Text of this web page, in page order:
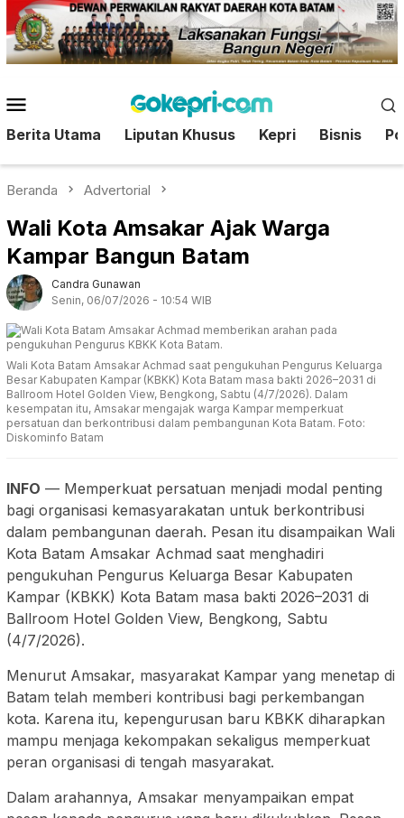
Loncat
ke
konten
Mobile
Berita Utama Liputan Khusus Kepri Bisnis
Beranda Advertorial
Wali Kota Amsakar Ajak Warga
Kampar Bangun Batam
Candra Gunawan
Senin, 06/07/2026 - 10:54 WIB
Wali Kota Batam Amsakar Achmad saat pengukuhan Pengurus Keluarga
Besar Kabupaten Kampar (KBKK) Kota Batam masa bakti 2026–2031 di
Ballroom Hotel Golden View, Bengkong, Sabtu (4/7/2026). Dalam
kesempatan itu, Amsakar mengajak warga Kampar memperkuat
persatuan dan berkontribusi dalam pembangunan Kota Batam. Foto:
Diskominfo Batam
INFO — Memperkuat persatuan menjadi modal penting
bagi organisasi kemasyarakatan untuk berkontribusi
dalam pembangunan daerah. Pesan itu disampaikan Wali
Kota Batam Amsakar Achmad saat menghadiri
pengukuhan Pengurus Keluarga Besar Kabupaten
Kampar (KBKK) Kota Batam masa bakti 2026–2031 di
Ballroom Hotel Golden View, Bengkong, Sabtu
(4/7/2026).
Menurut Amsakar, masyarakat Kampar yang menetap di
Batam telah memberi kontribusi bagi perkembangan
kota. Karena itu, kepengurusan baru KBKK diharapkan
mampu menjaga kekompakan sekaligus memperkuat
peran organisasi di tengah masyarakat.
Dalam arahannya, Amsakar menyampaikan empat